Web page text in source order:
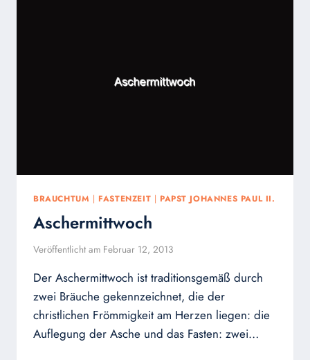
BRAUCHTUM | FASTENZEIT | PAPST JOHANNES PAUL II.
Aschermittwoch
Veröffentlicht am Februar 12, 2013
Der Aschermittwoch ist traditionsgemäß durch
zwei Bräuche gekennzeichnet, die der
christlichen Frömmigkeit am Herzen liegen: die
Auflegung der Asche und das Fasten: zwei…